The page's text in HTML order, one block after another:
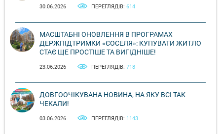
30.06.2026 ПЕРЕГЛЯДІВ: 614
МАСШТАБНІ ОНОВЛЕННЯ В ПРОГРАМАХ
ДЕРЖПІДТРИМКИ «ЄОСЕЛЯ»: КУПУВАТИ ЖИТЛО
СТАЄ ЩЕ ПРОСТІШЕ ТА ВИГІДНІШЕ!
23.06.2026 ПЕРЕГЛЯДІВ: 718
ДОВГООЧІКУВАНА НОВИНА, НА ЯКУ ВСІ ТАК
ЧЕКАЛИ!
03.06.2026 ПЕРЕГЛЯДІВ: 1143